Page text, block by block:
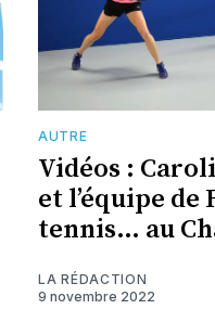
AUTRE
Vidéos :
et l’équipe de
tennis… au
LA RÉDACTION
9 novembre 2022